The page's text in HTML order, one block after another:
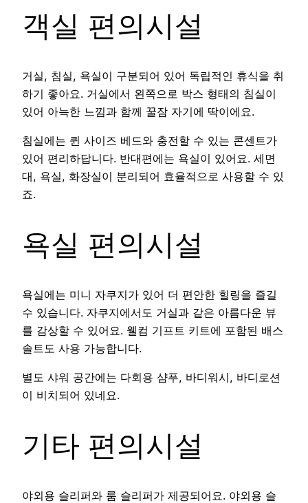
객실 편의시설
거실, 침실, 욕실이 구분되어 있어 독립적인 휴식을 취
하기 좋아요. 거실에서 왼쪽으로 박스 형태의 침실이
있어 아늑한 느낌과 함께 꿀잠 자기에 딱이에요.
침실에는 퀸 사이즈 베드와 충전할 수 있는 콘센트가
있어 편리하답니다. 반대편에는 욕실이 있어요. 세면
대, 욕실, 화장실이 분리되어 효율적으로 사용할 수 있
죠.
욕실 편의시설
욕실에는 미니 자쿠지가 있어 더 편안한 힐링을 즐길
수 있습니다. 자쿠지에서도 거실과 같은 아름다운 뷰
를 감상할 수 있어요. 웰컴 기프트 키트에 포함된 배스
솔트도 사용 가능합니다.
별도 샤워 공간에는 다회용 샴푸, 바디워시, 바디로션
이 비치되어 있네요.
기타 편의시설
야외용 슬리퍼와 룸 슬리퍼가 제공되어요. 야외용 슬